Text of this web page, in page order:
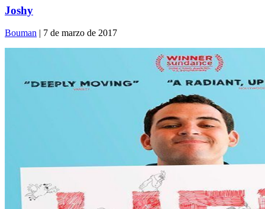
Joshy
Bouman | 7 de marzo de 2017